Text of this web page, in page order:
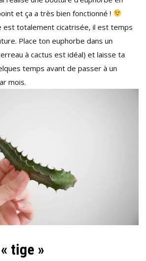
et ça a très bien fonctionné !
est totalement cicatrisée, il est temps
Place ton euphorbe dans un
à cactus est idéal) et laisse ta
temps avant de passer à un
mois.
tige »